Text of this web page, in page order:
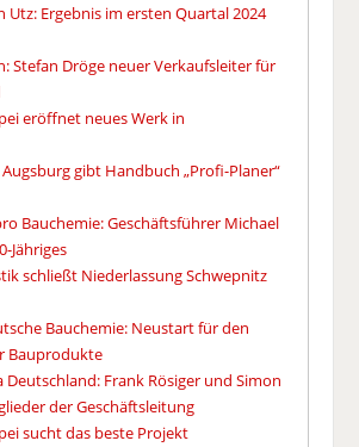
Utz: Ergebnis im ersten Quartal 2024
Stefan Dröge neuer Verkaufsleiter für
eröffnet neues Werk in
Augsburg gibt Handbuch „Profi-Planer“
Bauchemie: Geschäftsführer Michael
Jähriges
schließt Niederlassung Schwepnitz
Bauchemie: Neustart für den
Bauprodukte
Deutschland: Frank Rösiger und Simon
der Geschäftsleitung
sucht das beste Projekt